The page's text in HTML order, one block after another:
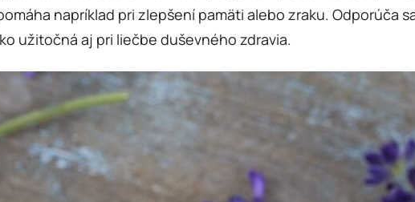
napríklad pri zlepšení pamäti alebo zraku. Odporúča
užitočná aj pri liečbe duševného zdravia.